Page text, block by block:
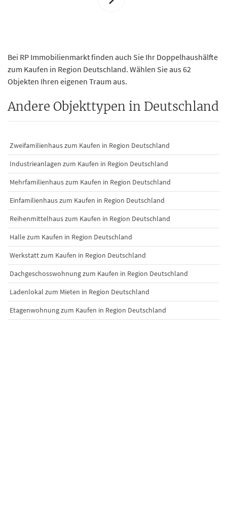
Bei RP Immobilienmarkt finden auch Sie Ihr Doppelhaushälfte
zum Kaufen in Region Deutschland. Wählen Sie aus 62
Objekten Ihren eigenen Traum aus.
Andere Objekttypen in Deutschland
Zweifamilienhaus zum Kaufen in Region Deutschland
Industrieanlagen zum Kaufen in Region Deutschland
Mehrfamilienhaus zum Kaufen in Region Deutschland
Einfamilienhaus zum Kaufen in Region Deutschland
Reihenmittelhaus zum Kaufen in Region Deutschland
Halle zum Kaufen in Region Deutschland
Werkstatt zum Kaufen in Region Deutschland
Dachgeschosswohnung zum Kaufen in Region Deutschland
Ladenlokal zum Mieten in Region Deutschland
Etagenwohnung zum Kaufen in Region Deutschland